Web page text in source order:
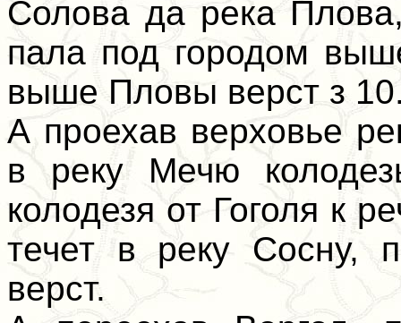
Солова да река
пала под городом
выше Пловы верст з
А проехав верховье
в реку Мечю
колодезя от Гоголя к
течет в реку Сосну,
верст.